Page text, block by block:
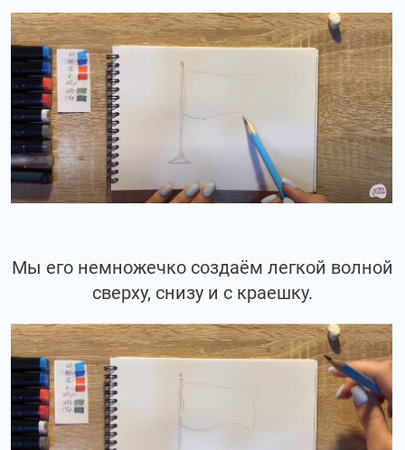
Мы его немножечко создаём легкой волной
сверху, снизу и с краешку.